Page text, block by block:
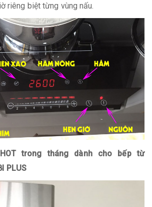
riêng biệt từng vùng nấu.
trong tháng dành cho bếp từ
PLUS